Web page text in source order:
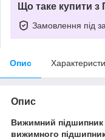
Що таке купити з
Замовлення під
Опис
Опис
Вижимний підшипник
вижимного